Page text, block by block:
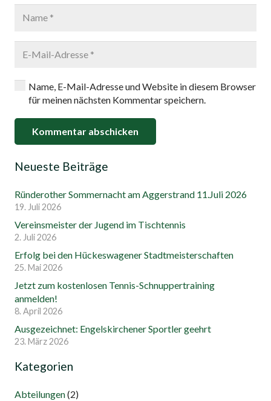
Name, E-Mail-Adresse und Website in diesem Browser
für meinen nächsten Kommentar speichern.
Kommentar abschicken
Neueste Beiträge
Ründerother Sommernacht am Aggerstrand 11.Juli 2026
19. Juli 2026
Vereinsmeister der Jugend im Tischtennis
2. Juli 2026
Erfolg bei den Hückeswagener Stadtmeisterschaften
25. Mai 2026
Jetzt zum kostenlosen Tennis-Schnuppertraining
anmelden!
8. April 2026
Ausgezeichnet: Engelskirchener Sportler geehrt
23. März 2026
Kategorien
Abteilungen(2)